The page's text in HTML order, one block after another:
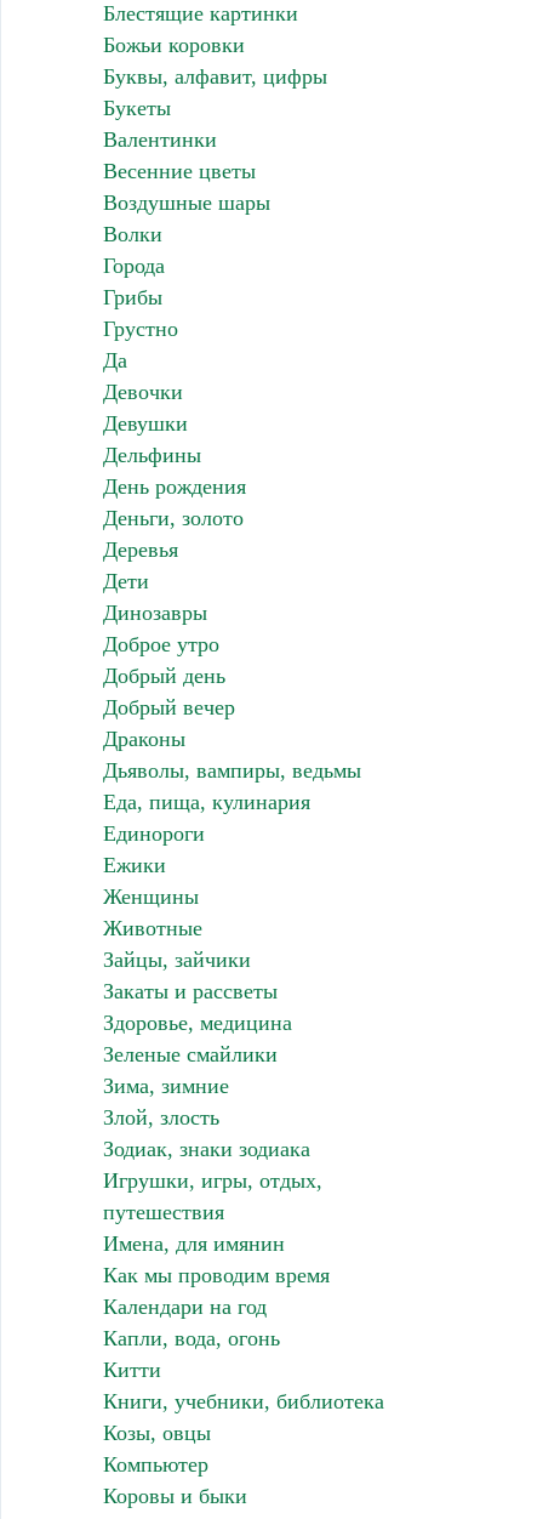
Блестящие картинки
Божьи коровки
Буквы, алфавит, цифры
Букеты
Валентинки
Весенние цветы
Воздушные шары
Волки
Города
Грибы
Грустно
Да
Девочки
Девушки
Дельфины
День рождения
Деньги, золото
Деревья
Дети
Динозавры
Доброе утро
Добрый день
Добрый вечер
Драконы
Дьяволы, вампиры, ведьмы
Еда, пища, кулинария
Единороги
Ежики
Женщины
Животные
Зайцы, зайчики
Закаты и рассветы
Здоровье, медицина
Зеленые смайлики
Зима, зимние
Злой, злость
Зодиак, знаки зодиака
Игрушки, игры, отдых,
путешествия
Имена, для имянин
Как мы проводим время
Календари на год
Капли, вода, огонь
Китти
Книги, учебники, библиотека
Козы, овцы
Компьютер
Коровы и быки